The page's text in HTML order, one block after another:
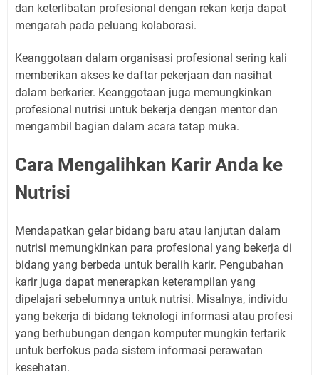
dan keterlibatan profesional dengan rekan kerja dapat
mengarah pada peluang kolaborasi.
Keanggotaan dalam organisasi profesional sering kali
memberikan akses ke daftar pekerjaan dan nasihat
dalam berkarier. Keanggotaan juga memungkinkan
profesional nutrisi untuk bekerja dengan mentor dan
mengambil bagian dalam acara tatap muka.
Cara Mengalihkan Karir Anda ke
Nutrisi
Mendapatkan gelar bidang baru atau lanjutan dalam
nutrisi memungkinkan para profesional yang bekerja di
bidang yang berbeda untuk beralih karir. Pengubahan
karir juga dapat menerapkan keterampilan yang
dipelajari sebelumnya untuk nutrisi. Misalnya, individu
yang bekerja di bidang teknologi informasi atau profesi
yang berhubungan dengan komputer mungkin tertarik
untuk berfokus pada sistem informasi perawatan
kesehatan.